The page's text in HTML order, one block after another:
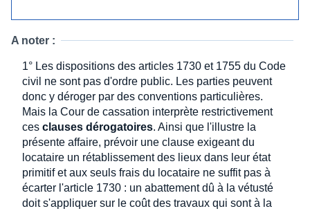
A noter :
1° Les dispositions des articles 1730 et 1755 du Code
civil ne sont pas d'ordre public. Les parties peuvent
donc y déroger par des conventions particulières.
Mais la Cour de cassation interprète restrictivement
ces clauses dérogatoires. Ainsi que l'illustre la
présente affaire, prévoir une clause exigeant du
locataire un rétablissement des lieux dans leur état
primitif et aux seuls frais du locataire ne suffit pas à
écarter l'article 1730 : un abattement dû à la vétusté
doit s'appliquer sur le coût des travaux qui sont à la